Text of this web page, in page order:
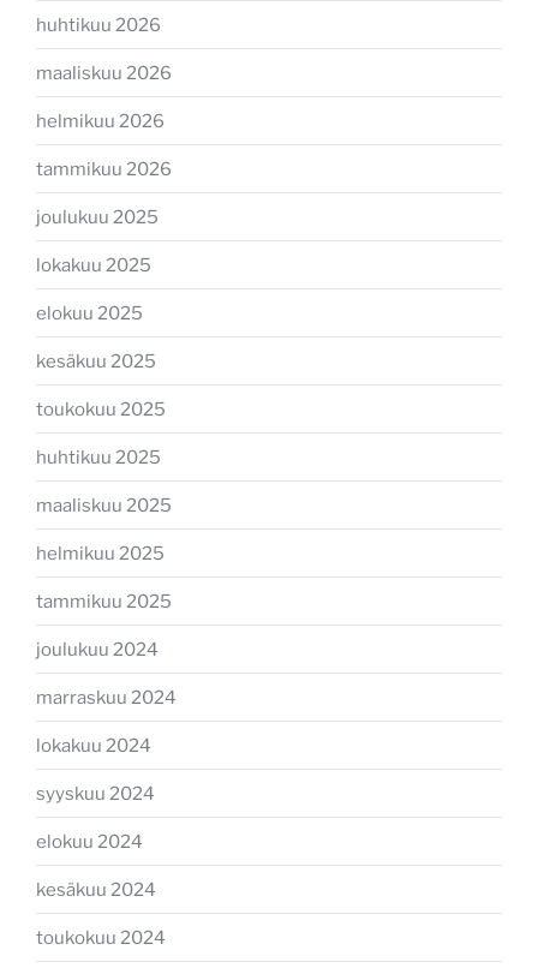
huhtikuu 2026
maaliskuu 2026
helmikuu 2026
tammikuu 2026
joulukuu 2025
lokakuu 2025
elokuu 2025
kesäkuu 2025
toukokuu 2025
huhtikuu 2025
maaliskuu 2025
helmikuu 2025
tammikuu 2025
joulukuu 2024
marraskuu 2024
lokakuu 2024
syyskuu 2024
elokuu 2024
kesäkuu 2024
toukokuu 2024